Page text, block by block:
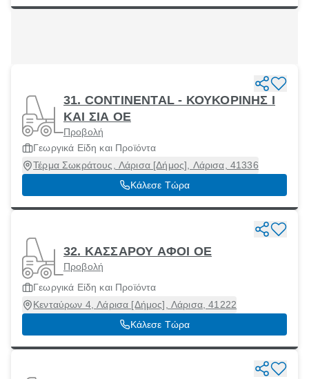
31. CONTINENTAL - ΚΟΥΚΟΡΙΝΗΣ Ι
ΚΑΙ ΣΙΑ ΟΕ
Προβολή
Γεωργικά Είδη και Προϊόντα
Τέρμα Σωκράτους, Λάρισα [Δήμος], Λάρισα, 41336
Κάλεσε Τώρα
32. ΚΑΣΣΑΡΟΥ ΑΦΟΙ ΟΕ
Προβολή
Γεωργικά Είδη και Προϊόντα
Κενταύρων 4, Λάρισα [Δήμος], Λάρισα, 41222
Κάλεσε Τώρα